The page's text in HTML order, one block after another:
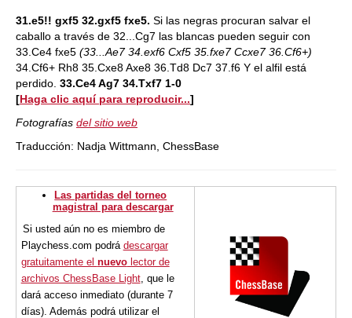
31.e5!! gxf5 32.gxf5 fxe5. Si las negras procuran salvar el
caballo a través de 32...Cg7 las blancas pueden seguir con
33.Ce4 fxe5 (33...Ae7 34.exf6 Cxf5 35.fxe7 Ccxe7 36.Cf6+)
34.Cf6+ Rh8 35.Cxe8 Axe8 36.Td8 Dc7 37.f6 Y el alfil está
perdido. 33.Ce4 Ag7 34.Txf7 1-0
[Haga clic aquí para reproducir...]
Fotografías del sitio web
Traducción: Nadja Wittmann, ChessBase
Las partidas del torneo
magistral para descargar
Si usted aún no es miembro de
Playchess.com podrá descargar
gratuitamente el nuevolector de
archivos ChessBase Light, que le
dará acceso inmediato (durante 7
días). Además podrá utilizar el